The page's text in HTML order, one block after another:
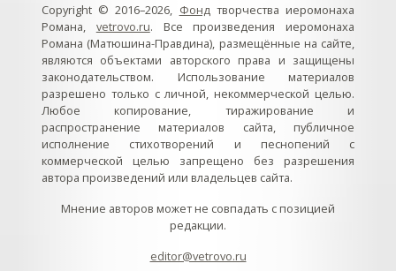
Copyright © 2016–2026, Фондтворчества иеромонаха
Романа, vetrovo.ru. Все произведения иеромонаха
Романа (Матюшина-Правдина), размещённые на сайте,
являются объектами авторского права и защищены
законодательством. Использование материалов
разрешено только с личной, некоммерческой целью.
Любое копирование, тиражирование и
распространение материалов сайта, публичное
исполнение стихотворений и песнопений с
коммерческой целью запрещено без разрешения
автора произведений или владельцев сайта.
Мнение авторов может не совпадать с позицией
редакции.
editor@vetrovo.ru